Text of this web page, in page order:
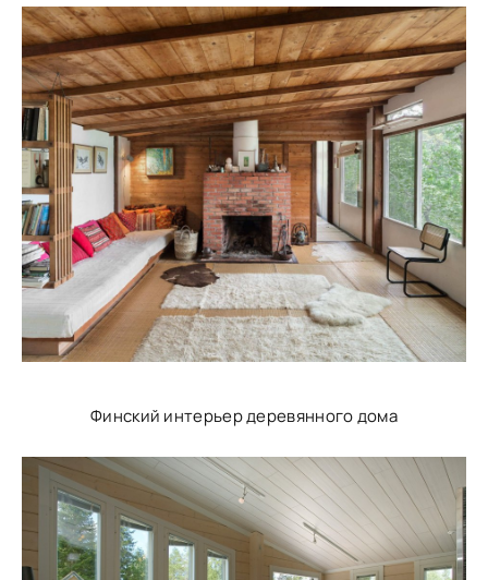
Финский интерьер деревянного дома